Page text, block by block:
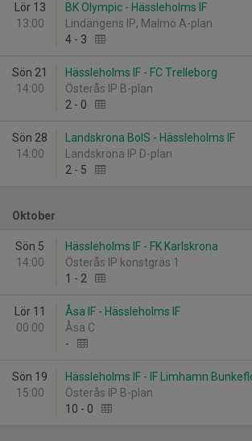
Lör 13
13:00
BK Olympic - Hässleholms IF
Lindängens IP, Malmö A-plan
4 - 3
Sön 21
14:00
Hässleholms IF - FC Trelleborg
Österås IP B-plan
2 - 0
Sön 28
14:00
Landskrona BoIS - Hässleholms IF
Landskrona IP D-plan
2 - 5
Oktober
Sön 5
14:00
Hässleholms IF - FK Karlskrona
Österås IP konstgräs 1
1 - 2
Lör 11
00:00
Åsa IF - Hässleholms IF
Åsa C
-
Sön 19
15:00
Hässleholms IF - IF Limhamn
Österås IP B-plan
10 - 0